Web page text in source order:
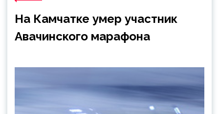
На Камчатке умер участник
Авачинского марафона